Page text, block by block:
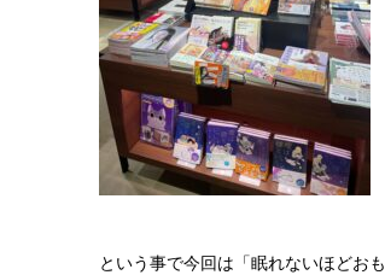
という事で今回は「眠れないほどお